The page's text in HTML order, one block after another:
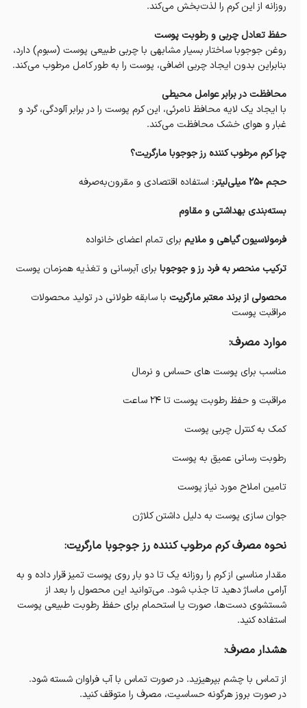
روزانه از این کرم را لذت‌بخش می‌کند.
حفظ تعادل چربی و رطوبت پوست
روغن جوجوبا ساختار بسیار مشابهی با چربی طبیعی پوست (سبوم) دارد،
بنابراین بدون ایجاد چربی اضافی، پوست را به طور کامل مرطوب می‌کند.
محافظت در برابر عوامل محیطی
با ایجاد یک لایه محافظ نامرئی، این کرم پوست را در برابر آلودگی، گرد و
غبار و هوای خشک محافظت می‌کند.
چرا کرم مرطوب کننده رز جوجوبا مارگریت؟
حجم 250 میلی‌لیتر
: استفاده اقتصادی و مقرون‌به‌صرفه
بسته‌بندی بهداشتی و مقاوم
فرمولاسیون گیاهی و ملایم برای تمام اعضای خانواده
ترکیب منحصر به فرد رز و جوجوبا برای آبرسانی و تغذیه همزمان پوست
محصولی از برند معتبر مارگریت با سابقه طولانی در تولید محصولات
مراقبت پوست
موارد مصرف:
مناسب برای پوست های حساس و نرمال
مراقبت و حفظ رطوبت پوست تا 24 ساعت
کمک به کنترل چربی پوست
رطوبت رسانی عمیق به پوست
تامین املاح مورد نیاز پوست
جوان سازی پوست به دلیل داشتن کلاژن
نحوه مصرف کرم مرطوب کننده رز جوجوبا مارگریت:
مقدار مناسبی از کرم را روزانه یک تا دو بار روی پوست تمیز قرار داده و به
آرامی ماساژ دهید تا جذب شود. می‌توانید این محصول را بعد از
شستشوی دست‌ها، صورت یا استحمام برای حفظ رطوبت طبیعی پوست
استفاده کنید.
هشدار مصرف:
از تماس با چشم بپرهیزید. در صورت تماس با آب فراوان شسته شود.
در صورت بروز هرگونه حساسیت، مصرف را متوقف کنید.